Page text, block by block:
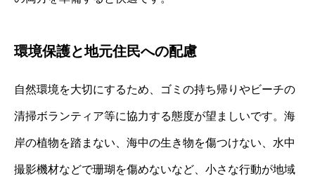
環境保護と地元住民への配慮
自然環境を大切にするため、ゴミの持ち帰りやビーチの
清掃ボランティア等に協力する態度が望ましいです。海
岸の植物を踏まない、海中の生き物を傷つけない、水中
撮影機材などで珊瑚を傷めないなど、小さな行動が地域